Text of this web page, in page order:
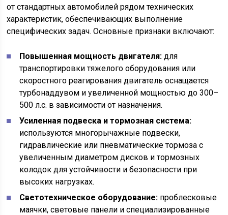
от стандартных автомобилей рядом технических
характеристик, обеспечивающих выполнение
специфических задач. Основные признаки включают:
Повышенная мощность двигателя: для
транспортировки тяжелого оборудования или
скоростного реагирования двигатель оснащается
турбонаддувом и увеличенной мощностью до 300–
500 л.с. в зависимости от назначения.
Усиленная подвеска и тормозная система:
используются многорычажные подвески,
гидравлические или пневматические тормоза с
увеличенным диаметром дисков и тормозных
колодок для устойчивости и безопасности при
высоких нагрузках.
Светотехническое оборудование: проблесковые
маячки, световые панели и специализированные